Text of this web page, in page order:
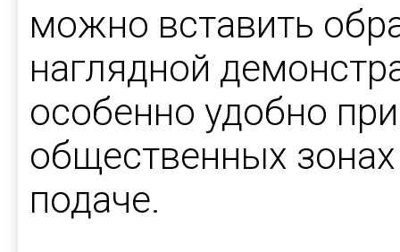
можно вставить
наглядной
особенно удобно
общественных
подаче.